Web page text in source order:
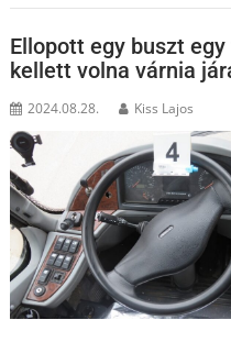
Ellopott egy buszt
kellett volna várnia
2024.08.28. Kiss Lajos